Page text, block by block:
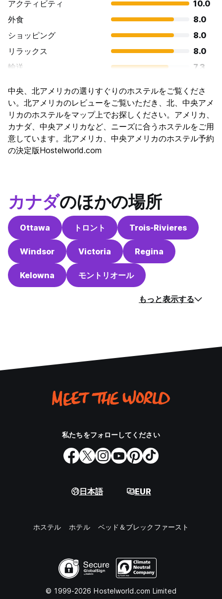
アクティビティ
10.0
外食
8.0
ショッピング
8.0
リラックス
8.0
輸送
7.3
文化
7.3
ナイトライフ
9.3
コストパフォーマンス
9.3
中央、北アメリカの選りすぐりのホステルをご覧くださ
い。北アメリカのレビューをご覧いただき、北、中央アメ
リカのホステルをマップ上でお探しください。アメリカ、
カナダ、中央アメリカなど、ニーズに合うホステルをご用
意しています。北アメリカ、中央アメリカのホステル予約
の決定版Hostelworld.com
カナダのほかの場所
Ottawa トロント Trois-Rivieres
Windsor Victoria Regina
Kelowna モントリオール
もっと表示する
私たちをフォローしてください
日本語 EUR
ホステル ホテル ベッド＆ブレックファースト
© 1999-2026 Hostelworld.com Limited